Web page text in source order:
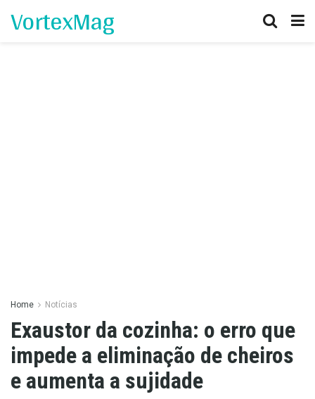
VortexMag
Home Notícias
Exaustor da cozinha: o erro que
impede a eliminação de cheiros
e aumenta a sujidade